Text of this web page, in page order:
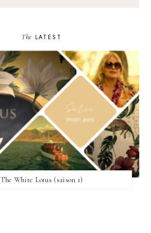
The LATEST
The White Lotus (saison 1)